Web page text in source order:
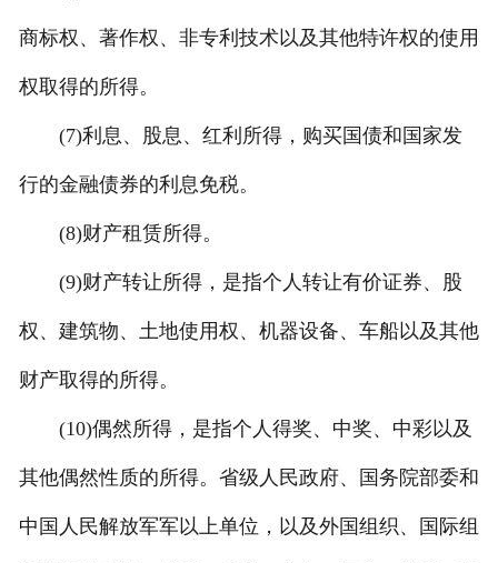
商标权、著作权、非专利技术以及其他特许权的使用
权取得的所得。
(7)利息、股息、红利所得，购买国债和国家发
行的金融债券的利息免税。
(8)财产租赁所得。
(9)财产转让所得，是指个人转让有价证券、股
权、建筑物、土地使用权、机器设备、车船以及其他
财产取得的所得。
(10)偶然所得，是指个人得奖、中奖、中彩以及
其他偶然性质的所得。省级人民政府、国务院部委和
中国人民解放军军以上单位，以及外国组织、国际组